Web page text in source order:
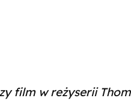
film w reżyserii